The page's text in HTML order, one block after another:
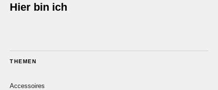
Hier bin ich
THEMEN
Accessoires